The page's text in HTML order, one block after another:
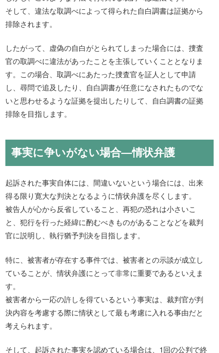
そして、違法な取調べによって得られた自白調書は証拠から
排除されます。
したがって、虚偽の自白がとられてしまった場合には、捜査
官の取調べに違法があったことを主張していくこととなりま
す。この場合、取調べにあたった捜査官を証人として申請
し、尋問で追及したり、自白調書が任意になされたものでな
いと思わせるような証拠を提出したりして、自白調書の証拠
排除を目指します。
事実に争いがない場合―情状弁護
起訴された事実自体には、間違いないという場合には、出来
得る限り寛大な判決となるように情状弁護を尽くします。
被告人が心から反省していること、再犯の恐れは小さいこ
と、犯行を行った経緯に酌むべきものがあることなどを裁判
官に説明し、執行猶予判決を目指します。
特に、被害者が存在する事件では、被害者との示談が成立し
ていることが、情状弁護にとって非常に重要であるといえま
す。
被害者から一応の許しを得ているという事実は、裁判官が判
決内容を考慮する際に情状として最も考慮に入れる事由だと
考えられます。
そして、起訴された事実を認めている場合は、1回の公判で終